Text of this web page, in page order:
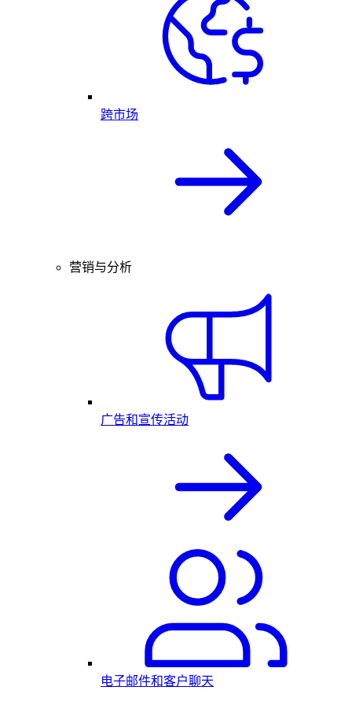
跨市场
营销与分析
广告和宣传活动
电子邮件和客户聊天